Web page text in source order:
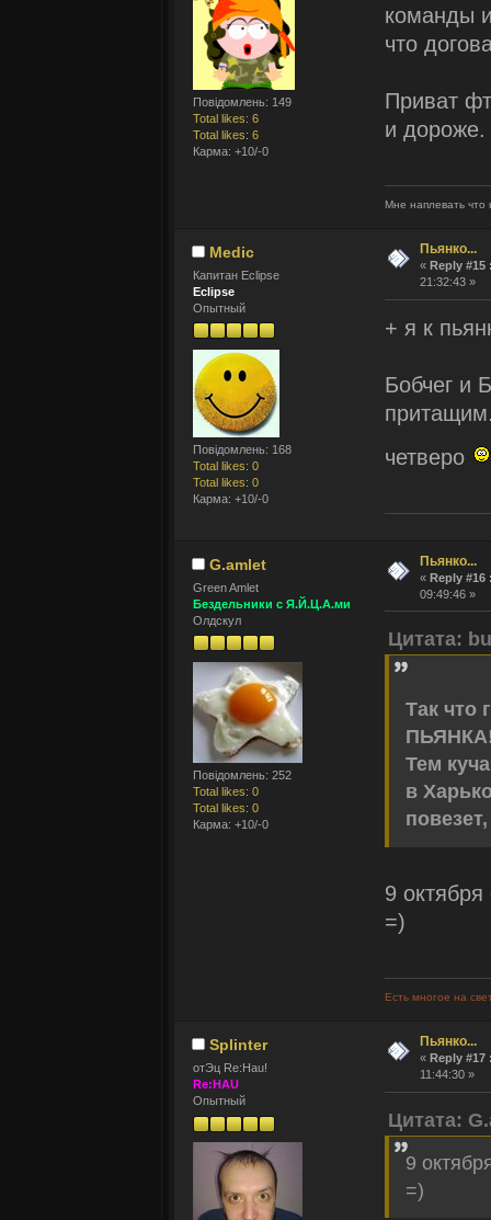
Повідомлень: 149
Total likes: 6
Total likes: 6
Карма: +10/-0
команды
что
Приват
и дороже.
Мне наплевать
Medic
Капитан Eclipse
Eclipse
Опытный
Повідомлень: 168
Total likes: 0
Total likes: 0
Карма: +10/-0
Пьянко...
« Reply #15
21:32:43 »
+ я к
Бобчег и
четверо
G.amlet
Green Amlet
Бездельники с Я.Й.Ц.А.ми
Олдскул
Повідомлень: 252
Total likes: 0
Total likes: 0
Карма: +10/-0
Пьянко...
« Reply #16
09:49:46 »
Цитата:
Так что
Тем
в
9
=)
Есть многое на
Splinter
отЭц Re:Hau!
Re:HAU
Опытный
Пьянко...
« Reply #17
11:44:30 »
Цитата:
9
=)